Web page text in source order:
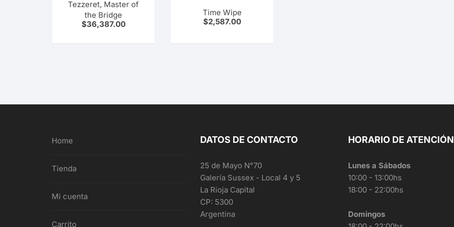
Tezzeret, Master of
the Bridge
$36,387.00
Time Wipe
$2,587.00
Home
Tienda
Mi cuenta
Carrito
DATOS DE CONTACTO
25 de Mayo N°70
Galería Sussex - Local 4 y 5
La Rioja Capital
CP: 5300
Argentina
HORARIO DE
Lunes a Sábados
10:00 - 13:00hs
18:00 - 22:00hs
Domingos